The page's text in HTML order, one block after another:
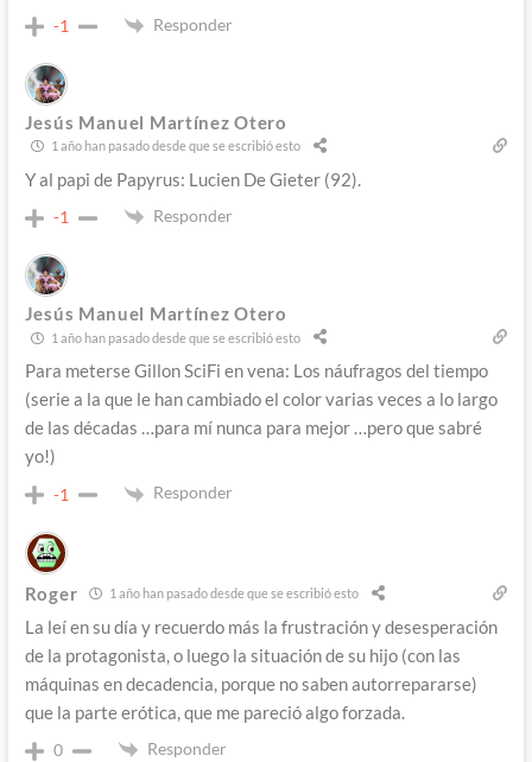
-1 Responder
Jesús Manuel Martínez Otero
1 año han pasado desde que se escribió esto
Y al papi de Papyrus: Lucien De Gieter (92).
-1 Responder
Jesús Manuel Martínez Otero
1 año han pasado desde que se escribió esto
Para meterse Gillon SciFi en vena: Los náufragos del tiempo
(serie a la que le han cambiado el color varias veces a lo largo
de las décadas …para mí nunca para mejor …pero que sabré
yo!)
-1 Responder
Roger 1 año han pasado desde que se escribió esto
La leí en su día y recuerdo más la frustración y desesperación
de la protagonista, o luego la situación de su hijo (con las
máquinas en decadencia, porque no saben autorrepararse)
que la parte erótica, que me pareció algo forzada.
0 Responder